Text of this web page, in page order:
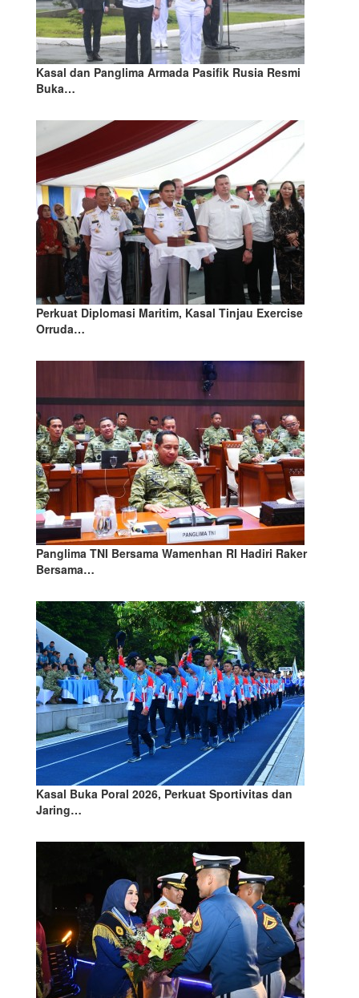
Kasal dan Panglima Armada Pasifik Rusia Resmi
Buka…
Perkuat Diplomasi Maritim, Kasal Tinjau Exercise
Orruda…
Panglima TNI Bersama Wamenhan RI Hadiri Raker
Bersama…
Kasal Buka Poral 2026, Perkuat Sportivitas dan
Jaring…